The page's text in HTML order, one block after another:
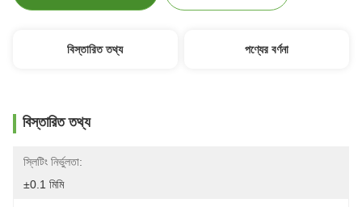
বিস্তারিত তথ্য পণ্যের বর্ণনা
বিস্তারিত তথ্য
স্লিটিং নির্ভুলতা:
±0.1 মিমি